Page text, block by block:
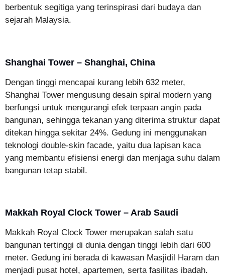
berbentuk segitiga yang terinspirasi dari budaya dan
sejarah Malaysia.
Shanghai Tower – Shanghai, China
Dengan tinggi mencapai kurang lebih 632 meter,
Shanghai Tower mengusung desain spiral modern yang
berfungsi untuk mengurangi efek terpaan angin pada
bangunan, sehingga tekanan yang diterima struktur dapat
ditekan hingga sekitar 24%. Gedung ini menggunakan
teknologi double-skin facade, yaitu dua lapisan kaca
yang membantu efisiensi energi dan menjaga suhu dalam
bangunan tetap stabil.
Makkah Royal Clock Tower – Arab Saudi
Makkah Royal Clock Tower merupakan salah satu
bangunan tertinggi di dunia dengan tinggi lebih dari 600
meter. Gedung ini berada di kawasan Masjidil Haram dan
menjadi pusat hotel, apartemen, serta fasilitas ibadah.